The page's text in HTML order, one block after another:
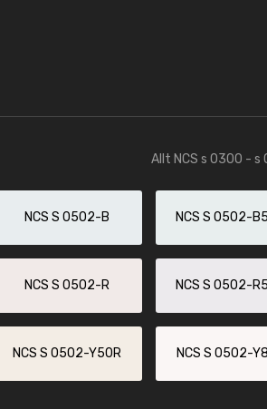
Allt NCS s 0300 - s
NCS S 0502-B NCS S 0502-
NCS S 0502-R NCS S 0502-
NCS S 0502-Y50R NCS S 0502-